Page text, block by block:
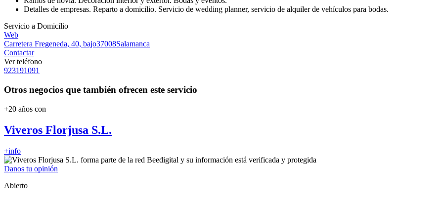
Detalles de empresas. Reparto a domicilio. Servicio de wedding planner, servicio de alquiler de vehículos para bodas.
Servicio a Domicilio
Web
Carretera Fregeneda, 40, bajo37008Salamanca
Contactar
Ver teléfono
923191091
Otros negocios que también ofrecen este servicio
+20 años con
Viveros Florjusa S.L.
+info
Danos tu opinión
Abierto